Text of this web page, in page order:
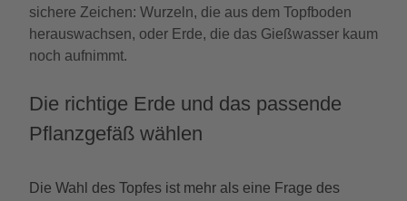
sichere Zeichen: Wurzeln, die aus dem Topfboden
herauswachsen, oder Erde, die das Gießwasser kaum
noch aufnimmt.
Die richtige Erde und das passende
Pflanzgefäß wählen
Die Wahl des Topfes ist mehr als eine Frage des